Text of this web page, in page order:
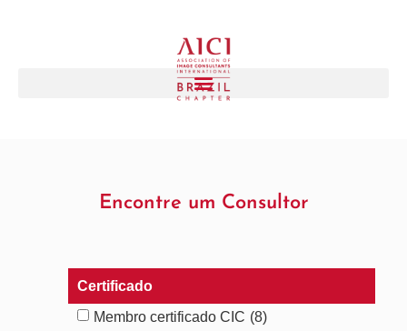
Encontre um Consultor
Certificado
Membro certificado CIC (8)